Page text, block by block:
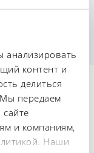
анализировать
контент и
делиться
передаем
и компаниям,
Наши